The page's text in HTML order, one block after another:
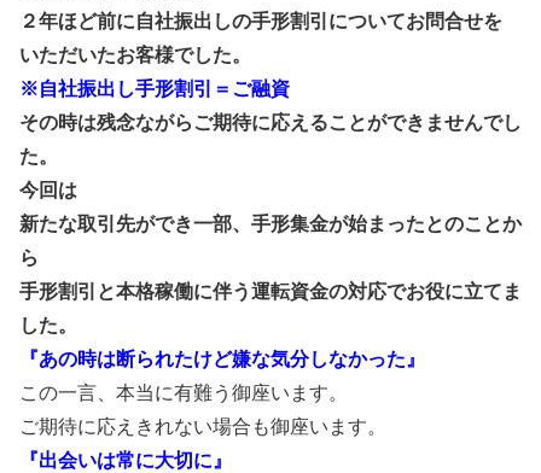
２年ほど前に自社振出しの手形割引についてお問合せを
いただいたお客様でした。
※自社振出し手形割引＝ご融資
その時は残念ながらご期待に応えることができませんでし
た。
今回は
新たな取引先ができ一部、手形集金が始まったとのことか
ら
手形割引と本格稼働に伴う運転資金の対応でお役に立てま
した。
『あの時は断られたけど嫌な気分しなかった』
この一言、本当に有難う御座います。
ご期待に応えきれない場合も御座います。
『出会いは常に大切に』